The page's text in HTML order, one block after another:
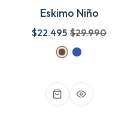
Eskimo Niño
$22.495 $29.990